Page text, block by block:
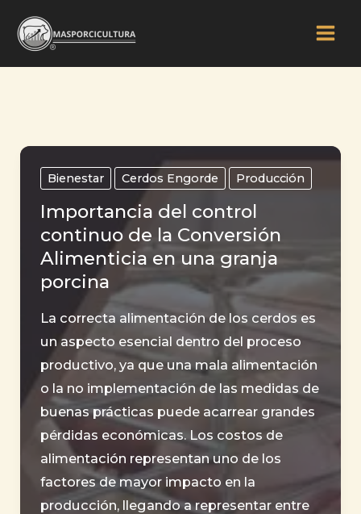
Bienestar Cerdos Engorde Producción
Importancia del control
continuo de la Conversión
Alimenticia en una granja
porcina
La correcta alimentación de los cerdos es
un aspecto esencial dentro del proceso
productivo, ya que una mala alimentación
o la no implementación de las medidas de
buenas prácticas puede acarrear grandes
pérdidas económicas. Los costos de
alimentación representan uno de los
factores de mayor impacto en la
producción, llegando a representar entre